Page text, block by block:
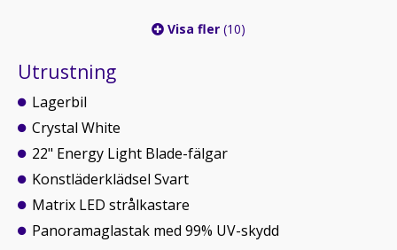
Visa fler (10)
Utrustning
Lagerbil
Crystal White
22" Energy Light Blade-fälgar
Konstläderklädsel Svart
Matrix LED strålkastare
Panoramaglastak med 99% UV-skydd